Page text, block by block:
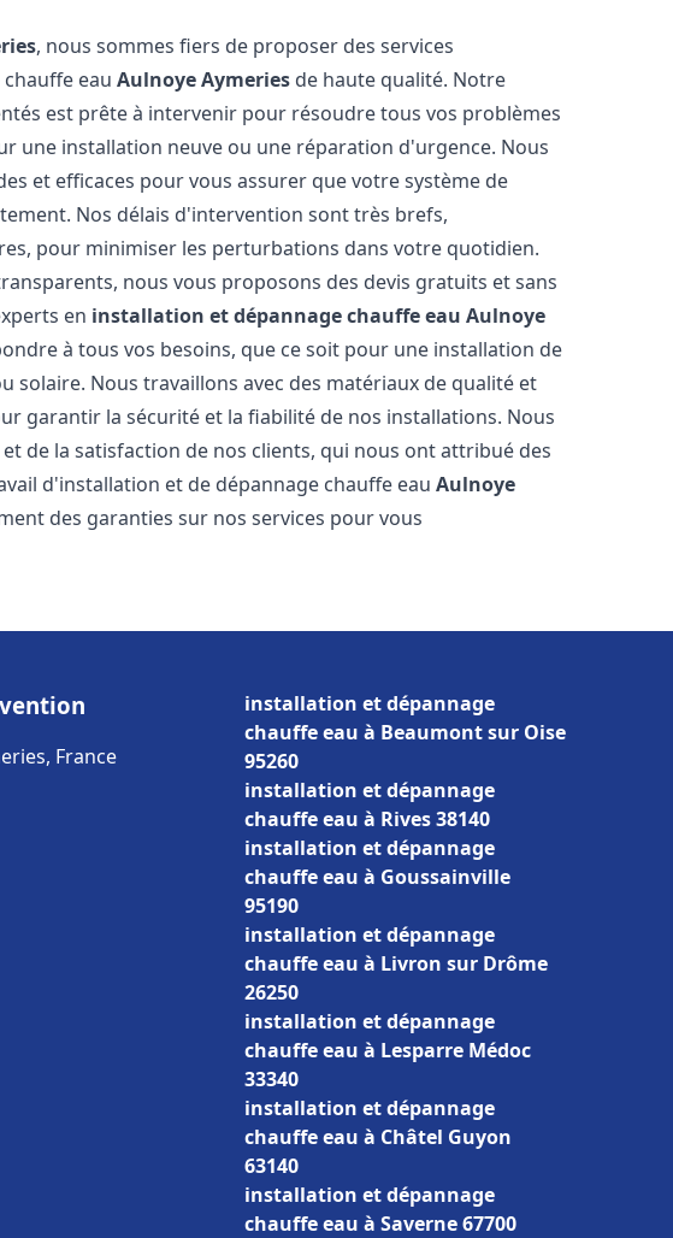
, nous sommes fiers de proposer des services
chauffe eauAulnoye Aymeries de haute qualité. Notre
est prête à intervenir pour résoudre tous vos problèmes
une installation neuve ou une réparation d'urgence. Nous
et efficaces pour vous assurer que votre système de
Nos délais d'intervention sont très brefs,
pour minimiser les perturbations dans votre quotidien.
nous vous proposons des devis gratuits et sans
en installation et dépannage chauffe eau Aulnoye
à tous vos besoins, que ce soit pour une installation de
solaire. Nous travaillons avec des matériaux de qualité et
garantir la sécurité et la fiabilité de nos installations. Nous
de la satisfaction de nos clients, qui nous ont attribué des
d'installation et de dépannage chauffe eauAulnoye
des garanties sur nos services pour vous
France
installation et dépannage
chauffe eau à Beaumont sur Oise
95260
installation et dépannage
chauffe eau à Rives 38140
installation et dépannage
chauffe eau à Goussainville
95190
installation et dépannage
chauffe eau à Livron sur Drôme
26250
installation et dépannage
chauffe eau à Lesparre Médoc
33340
installation et dépannage
chauffe eau à Châtel Guyon
63140
installation et dépannage
chauffe eau à Saverne 67700